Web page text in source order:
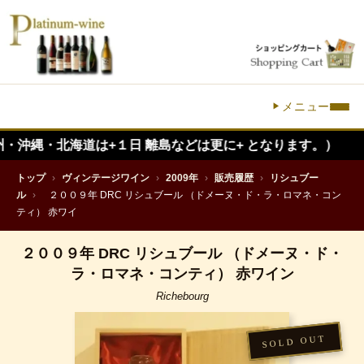
メニュー
は+１日 離島などは更に+ となります。）
トップ › ヴィンテージワイン › 2009年 › 販売履歴 ›
リシュブー
ル ›
２００９年 DRC リシュブール （ドメーヌ・ド・ラ・ロマネ・コン
ティ） 赤ワイ
２００９年 DRC リシュブール （ドメーヌ・ド・
ラ・ロマネ・コンティ） 赤ワイン
Richebourg